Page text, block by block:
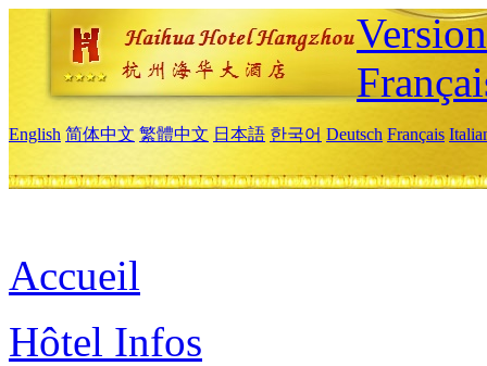
English 简体中文 繁體中文 日本語 한국어 Deutsch Français
Accueil
Hôtel Infos